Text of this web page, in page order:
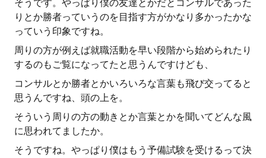
そうです。やっぱり僕の友達とかだとコンサルであった
りとか勝者っていうのを目指す方がかなり多かったかな
っていう印象ですね。
周りの方が例えば就職活動を早い段階から始められたり
するのもご覧になってたと思うんですけども、
コンサルとか勝者とかいろいろな言葉も飛び交ってると
思うんですね、頭の上を。
そういう周りの方の動きとか言葉とかを聞いてどんな風
に思われてましたか。
そうですね。やっぱり僕はもう予備試験を受けるって決